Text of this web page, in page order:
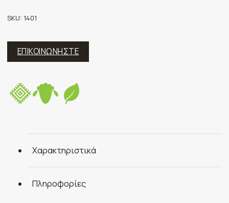
SKU: 1401
ΕΠΙΚΟΙΝΩΝΗΣΤΕ
Χαρακτηριστικά
Πληροφορίες